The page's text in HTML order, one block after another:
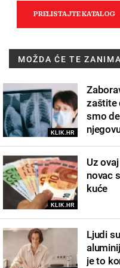
MOŽDA ĆE TE
KLIK.HR
zaštite
smo
KLIK.HR
Uz
novac
kuće
Ljudi
je to